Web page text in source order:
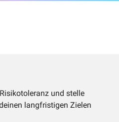
und stelle
langfristigen Zielen